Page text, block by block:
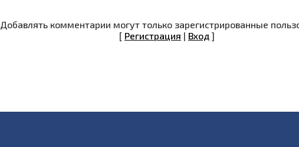
Добавлять комментарии могут только зарегистрированные
[ Регистрация | Вход ]